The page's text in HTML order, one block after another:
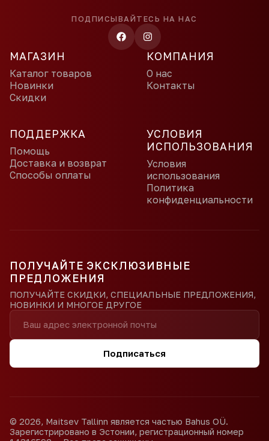
ПОДПИСЫВАЙТЕСЬ НА НАС
МАГАЗИН
Каталог товаров
Новинки
Скидки
КОМПАНИЯ
О нас
Контакты
ПОДДЕРЖКА
Помощь
Доставка и возврат
Способы оплаты
УСЛОВИЯ
ИСПОЛЬЗОВАНИЯ
Условия
использования
Политика
конфиденциальности
ПОЛУЧАЙТЕ ЭКСКЛЮЗИВНЫЕ
ПРЕДЛОЖЕНИЯ
ПОЛУЧАЙТЕ СКИДКИ, СПЕЦИАЛЬНЫЕ ПРЕДЛОЖЕНИЯ,
НОВИНКИ И МНОГОЕ ДРУГОЕ
Подписаться
© 2026, Maitsev Tallinn является частью Bahus OÜ.
Зарегистрировано в Эстонии, регистрационный номер